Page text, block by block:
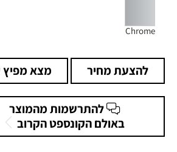
Chrome
להצעת מחיר מצא מפיץ
להתרשמות מהמוצר
באולם הקונספט הקרוב